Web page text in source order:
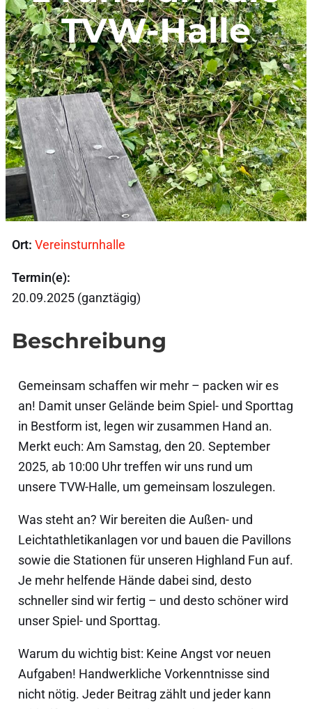
TVW-Halle
Ort: Vereinsturnhalle
Termin(e):
20.09.2025 (ganztägig)
Beschreibung
Gemeinsam schaffen wir mehr – packen wir es
an! Damit unser Gelände beim Spiel- und Sporttag
in Bestform ist, legen wir zusammen Hand an.
Merkt euch: Am Samstag, den 20. September
2025, ab 10:00 Uhr treffen wir uns rund um
unsere TVW-Halle, um gemeinsam loszulegen.
Was steht an? Wir bereiten die Außen- und
Leichtathletikanlagen vor und bauen die Pavillons
sowie die Stationen für unseren Highland Fun auf.
Je mehr helfende Hände dabei sind, desto
schneller sind wir fertig – und desto schöner wird
unser Spiel- und Sporttag.
Warum du wichtig bist: Keine Angst vor neuen
Aufgaben! Handwerkliche Vorkenntnisse sind
nicht nötig. Jeder Beitrag zählt und jeder kann